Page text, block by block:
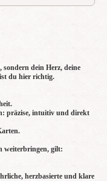
dein Herz, deine
du hier richtig.
präzise, intuitiv und direkt
weiterbringen, gilt:
herzbasierte und klare